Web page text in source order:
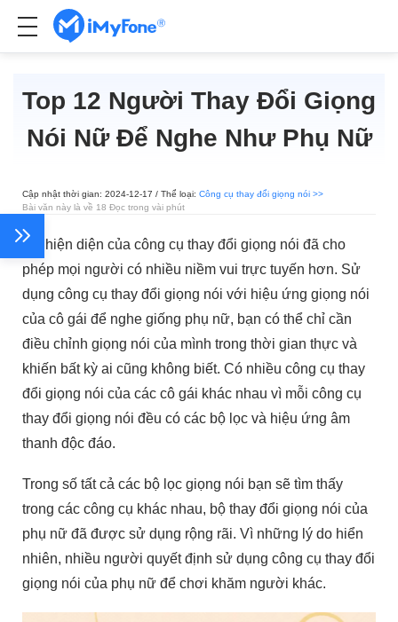
Top 12 Người Thay Đổi Giọng
Nói Nữ Để Nghe Như Phụ Nữ
Cập nhật thời gian: 2024-12-17 / Thể loại: Công cụ thay đổi giọng nói >>
Bài văn này là về 18 Đọc trong vài phút
Sự hiện diện của công cụ thay đổi giọng nói đã cho
phép mọi người có nhiều niềm vui trực tuyến hơn. Sử
dụng công cụ thay đổi giọng nói với hiệu ứng giọng nói
của cô gái để nghe giống phụ nữ, bạn có thể chỉ cần
điều chỉnh giọng nói của mình trong thời gian thực và
khiến bất kỳ ai cũng không biết. Có nhiều công cụ thay
đổi giọng nói của các cô gái khác nhau vì mỗi công cụ
thay đổi giọng nói đều có các bộ lọc và hiệu ứng âm
thanh độc đáo.
Trong số tất cả các bộ lọc giọng nói bạn sẽ tìm thấy
trong các công cụ khác nhau, bộ thay đổi giọng nói của
phụ nữ đã được sử dụng rộng rãi. Vì những lý do hiển
nhiên, nhiều người quyết định sử dụng công cụ thay đổi
giọng nói của phụ nữ để chơi khăm người khác.